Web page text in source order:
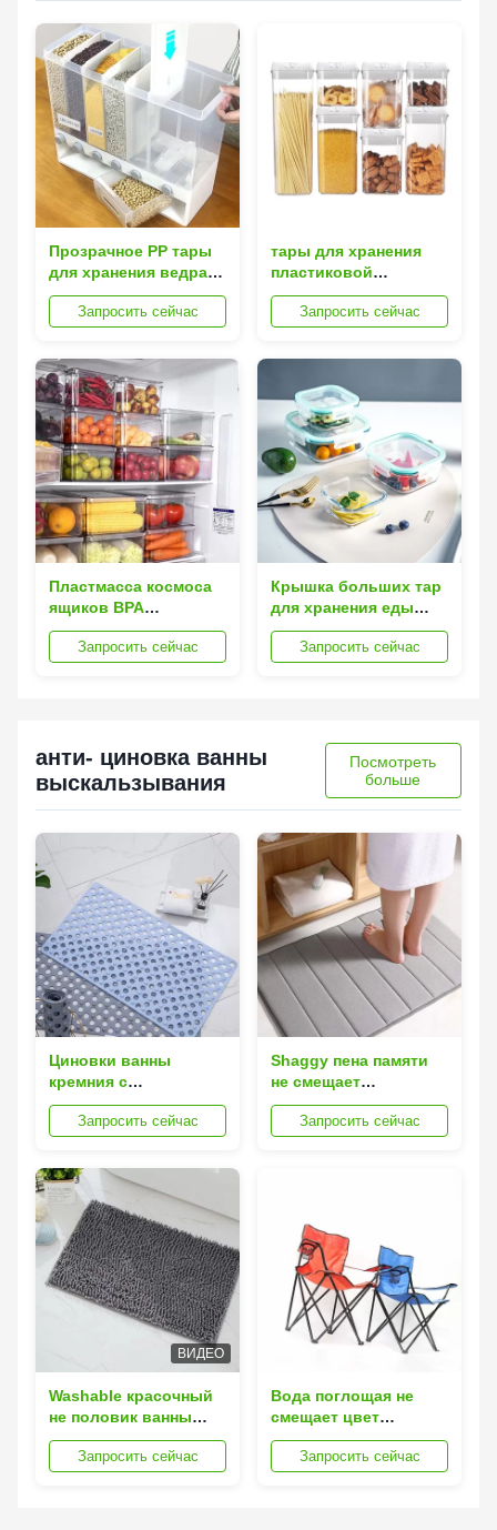
Прозрачное PP тары
для хранения ведра
грубого зерна
пластиковое
Запросить сейчас
тары для хранения
пластиковой
множественной еды
размера 7Pcs
с крышками
Запросить сейчас
Пластмасса космоса
ящиков BPA
организатора
холодильника кухни
Запросить сейчас
Крышка больших тар
для хранения еды
воздухонепроницаемых
стеклянная
Запросить сейчас
анти- циновка ванны
выскальзывания
Посмотреть
больше
Циновки ванны
кремния с
отверстиями стока и
чашками всасывания
Запросить сейчас
Shaggy пена памяти
не смещает
засыхание циновки
ванны туалета
Запросить сейчас
ВИДЕО
Washable красочный
не половик ванны
синеля
выскальзывания для
Запросить сейчас
Вода поглощая не
смещает цвет
циновки Bathroom
пены памяти Multi
Запросить сейчас